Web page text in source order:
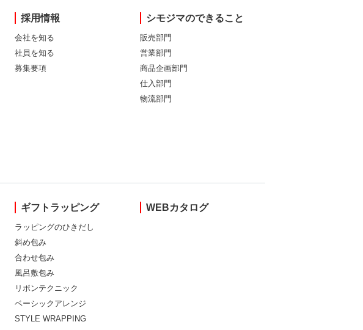
採用情報
会社を知る
社員を知る
募集要項
シモジマのできること
販売部門
営業部門
商品企画部門
仕入部門
物流部門
ギフトラッピング
ラッピングのひきだし
斜め包み
合わせ包み
風呂敷包み
リボンテクニック
ベーシックアレンジ
STYLE WRAPPING
WEBカタログ